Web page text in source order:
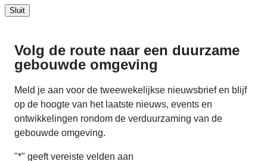
Sluit
Volg de route naar een duurzame
gebouwde omgeving
Meld je aan voor de tweewekelijkse nieuwsbrief en blijf
op de hoogte van het laatste nieuws, events en
ontwikkelingen rondom de verduurzaming van de
gebouwde omgeving.
"*" geeft vereiste velden aan